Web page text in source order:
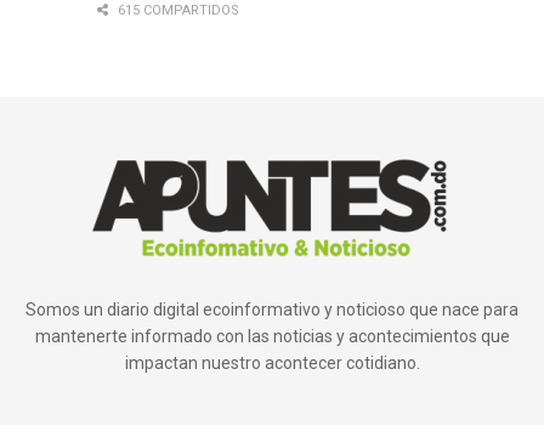
615 COMPARTIDOS
Somos un diario digital ecoinformativo y noticioso que nace para
mantenerte informado con las noticias y acontecimientos que
impactan nuestro acontecer cotidiano.